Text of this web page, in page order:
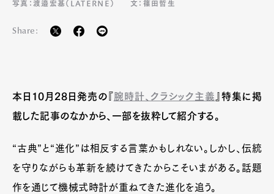
写真：渡邉宏基（LATERNE）
文：篠田哲生
Share:
本日10月28日発売の『 腕時計、クラシック主義 』特集に掲
載した記事のなかから、一部を抜粋して紹介する。
“古典”と“進化”は相反する言葉かもしれない。しかし、伝統
を守りながらも革新を続けてきたからこそいまがある。話題
作を通じて機械式時計が重ねてきた進化を追う。